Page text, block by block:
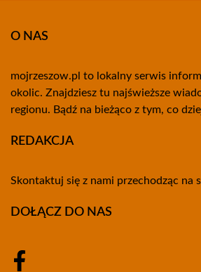
O NAS
mojrzeszow.pl to lokalny serwis
okolic. Znajdziesz tu najświeższe
regionu. Bądź na bieżąco z tym, co
REDAKCJA
Skontaktuj się z nami przechodząc na
DOŁĄCZ DO NAS